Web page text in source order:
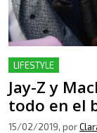
LIFESTYLE
Jay-Z y
todo en el
15/02/2019, por